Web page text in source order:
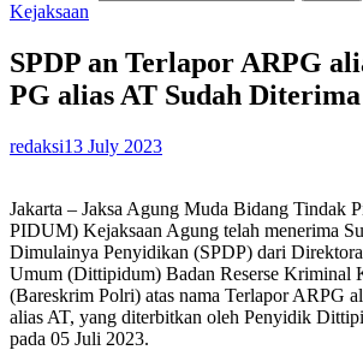
Kejaksaan
SPDP an Terlapor ARPG
PG alias AT Sudah
redaksi13 July 2023
Jakarta – Jaksa Agung Muda Bidang Tindak
PIDUM) Kejaksaan Agung telah menerima
Dimulainya Penyidikan (SPDP) dari
Umum (Dittipidum) Badan Reserse Kriminal
(Bareskrim Polri) atas nama Terlapor ARPG
alias AT, yang diterbitkan oleh Penyidik
pada 05 Juli 2023.